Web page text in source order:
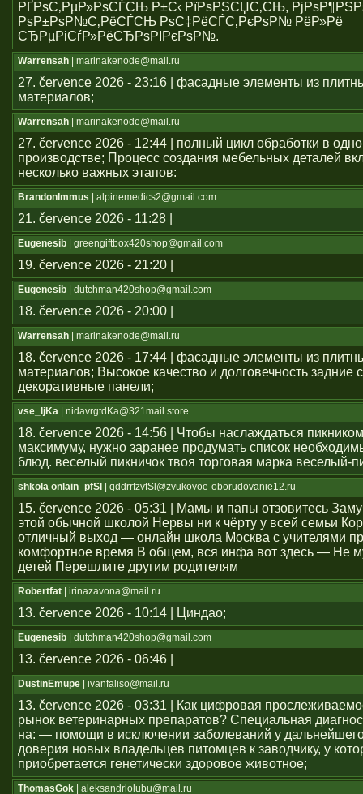
РҐРѕС‚РµР»РѕСЃСЊ Р±С‹ РїРѕРЅСЏС‚СЊ,
РѕР±РѕР№С‚РёСЃСЊ РѕС‡РёСЃС‚РєРѕР№ РёР»Рё
СЂРµРіСѓР»РёСЂРѕРІРєРѕР№.
Warrensah | marinakenode@mail.ru
27. července 2026 - 23:16 | фасадные элементы из
материалов;
Warrensah | marinakenode@mail.ru
27. července 2026 - 12:44 | полный цикл обработки в
производстве; Процесс создания мебельных деталей
несколько важных этапов:
BrandonImmus | alpinemedics2@gmail.com
21. července 2026 - 11:28 |
Eugenesib | greengiftbox420shop@gmail.com
19. července 2026 - 21:20 |
Eugenesib | dutchman420shop@gmail.com
18. července 2026 - 20:00 |
Warrensah | marinakenode@mail.ru
18. července 2026 - 17:44 | фасадные элементы из
материалов; Высокое качество и долговечность задние
декоративные панели;
vse_ljKa | nidavrgtdKa@321mail.store
18. července 2026 - 14:56 | Чтобы наслаждаться
максимуму, нужно заранее продумать список
блюд. веселый пикничок твоя торговая марка веселый-
shkola onlain_pfSl | qddrrfzvfSl@zvukovoe-oborudovanie12.ru
15. července 2026 - 05:31 | Мамы и папы отзовитесь
этой обычной школой Нервы ни к чёрту у всей семьи
отличный выход — онлайн школа Москва с учителями
комфортное время В общем, вся инфа вот здесь — Не
детей Перешлите другим родителям
Robertfat | irinazavona@mail.ru
13. července 2026 - 10:14 | Циндао;
Eugenesib | dutchman420shop@gmail.com
13. července 2026 - 06:46 |
DustinEmupe | ivanfaliso@mail.ru
13. července 2026 - 03:31 | Как цифровая
рынок ветеринарных препаратов? Специальная
на: — помощи в исключении заболеваний у
доверия новых владельцев питомцев к заводчику, у
приобретается генетически здоровое животное;
ThomasGok | aleksandrlolubu@mail.ru